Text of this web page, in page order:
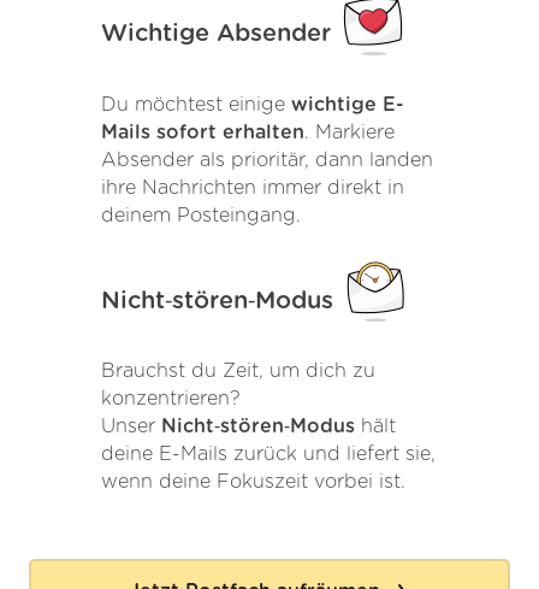
Wichtige Absender
Du möchtest einige wichtige E-
Mails sofort erhalten. Markiere
Absender als prioritär, dann landen
ihre Nachrichten immer direkt in
deinem Posteingang.
Nicht‑stören‑Modus
Brauchst du Zeit, um dich zu
konzentrieren?
Unser Nicht‑stören‑Modus hält
deine E-Mails zurück und liefert sie,
wenn deine Fokuszeit vorbei ist.